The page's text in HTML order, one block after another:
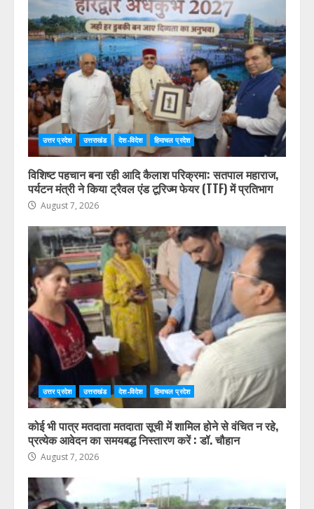
उत्तर प्रदेश उत्तराखंड देश-विदेश हिमाचल प्रदेश
विशिष्ट पहचान बना रही आदि कैलाश परिक्रमा: सतपाल महाराज,
पर्यटन मंत्री ने किया ट्रैवल एंड टूरिज्म फेयर (TTF) में प्रतिभाग
August 7, 2026
उत्तर प्रदेश उत्तराखंड देश-विदेश हिमाचल प्रदेश
कोई भी पात्र मतदाता मतदाता सूची में शामिल होने से वंचित न रहे,
प्रत्येक आवेदन का समयबद्ध निस्तारण करें : डॉ. चौहान
August 7, 2026